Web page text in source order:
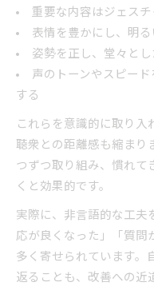
重要な内容はジェス
表情を豊かにし、明
姿勢を正し、堂々と
声のトーンやスピー
する
これらを意識的に取り入
聴衆との距離感も縮まり
つずつ取り組み、慣れて
くと効果的です。
実際に、非言語的な工夫
応が良くなった」「質問
多く寄せられています。
返ることも、改善への近